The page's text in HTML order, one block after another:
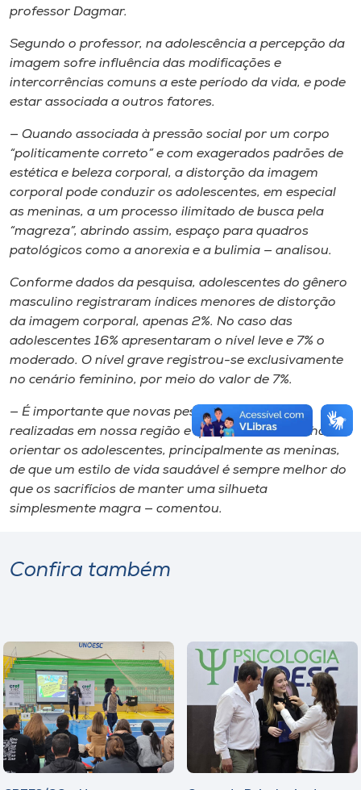
professor Dagmar.
Segundo o professor, na adolescência a percepção da
imagem sofre influência das modificações e
intercorrências comuns a este período da vida, e pode
estar associada a outros fatores.
— Quando associada à pressão social por um corpo
“politicamente correto” e com exagerados padrões de
estética e beleza corporal, a distorção da imagem
corporal pode conduzir os adolescentes, em especial
as meninas, a um processo ilimitado de busca pela
“magreza”, abrindo assim, espaço para quadros
patológicos como a anorexia e a bulimia — analisou.
Conforme dados da pesquisa, adolescentes do gênero
masculino registraram índices menores de distorção
da imagem corporal, apenas 2%. No caso das
adolescentes 16% apresentaram o nível leve e 7% o
moderado. O nível grave registrou-se exclusivamente
no cenário feminino, por meio do valor de 7%.
— É importante que novas pesquisas possam ser
realizadas em nossa região e que possamos melhor
orientar os adolescentes, principalmente as meninas,
de que um estilo de vida saudável é sempre melhor do
que os sacrifícios de manter uma silhueta
simplesmente magra — comentou.
Confira também